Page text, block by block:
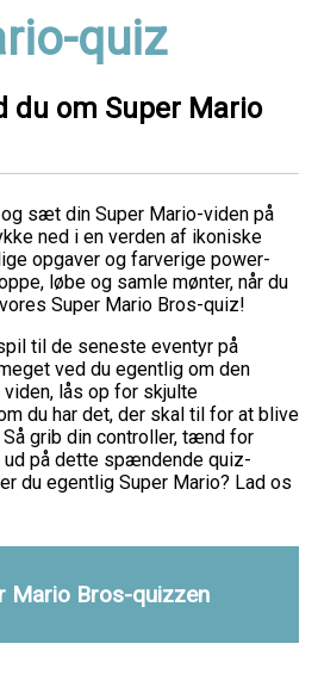
quiz
du om Super Mario
sæt din Super Mario-viden på
ned i en verden af ikoniske
opgaver og farverige power-
løbe og samle mønter, når du
Super Mario Bros-quiz!
til de seneste eventyr på
ved du egentlig om den
lås op for skjulte
du har det, der skal til for at blive
grib din controller, tænd for
på dette spændende quiz-
du egentlig Super Mario? Lad os
Mario Bros-quizzen